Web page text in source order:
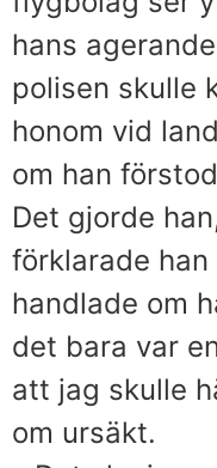
hans
polisen skulle
honom vid
om han
Det gjorde
förklarade
handlade om
det bara var
att jag skulle
om ursäkt.